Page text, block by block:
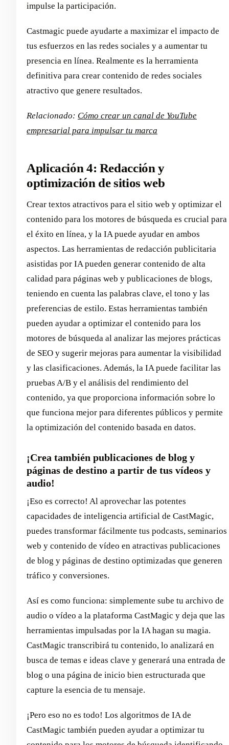
impulse la participación.
Castmagic puede ayudarte a maximizar el impacto de
tus esfuerzos en las redes sociales y a aumentar tu
presencia en línea. Realmente es la herramienta
definitiva para crear contenido de redes sociales
atractivo que genere resultados.
Relacionado: Cómo crear un canal de YouTube
empresarial para impulsar tu marca
Aplicación 4: Redacción y
optimización de sitios web
Crear textos atractivos para el sitio web y optimizar el
contenido para los motores de búsqueda es crucial para
el éxito en línea, y la IA puede ayudar en ambos
aspectos. Las herramientas de redacción publicitaria
asistidas por IA pueden generar contenido de alta
calidad para páginas web y publicaciones de blogs,
teniendo en cuenta las palabras clave, el tono y las
preferencias de estilo. Estas herramientas también
pueden ayudar a optimizar el contenido para los
motores de búsqueda al analizar las mejores prácticas
de SEO y sugerir mejoras para aumentar la visibilidad
y las clasificaciones. Además, la IA puede facilitar las
pruebas A/B y el análisis del rendimiento del
contenido, ya que proporciona información sobre lo
que funciona mejor para diferentes públicos y permite
la optimización del contenido basada en datos.
¡Crea también publicaciones de blog y
páginas de destino a partir de tus vídeos y
audio!
¡Eso es correcto! Al aprovechar las potentes
capacidades de inteligencia artificial de CastMagic,
puedes transformar fácilmente tus podcasts, seminarios
web y contenido de vídeo en atractivas publicaciones
de blog y páginas de destino optimizadas que generen
tráfico y conversiones.
Así es como funciona: simplemente sube tu archivo de
audio o vídeo a la plataforma CastMagic y deja que las
herramientas impulsadas por la IA hagan su magia.
CastMagic transcribirá tu contenido, lo analizará en
busca de temas e ideas clave y generará una entrada de
blog o una página de inicio bien estructurada que
capture la esencia de tu mensaje.
¡Pero eso no es todo! Los algoritmos de IA de
CastMagic también pueden ayudar a optimizar tu